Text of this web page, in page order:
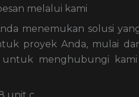
melalui kami
menemukan solusi
proyek Anda, mulai
menghubungi kami